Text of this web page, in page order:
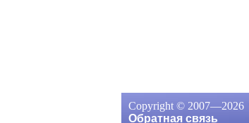
Copyright © 2007—2026
Обратная связь